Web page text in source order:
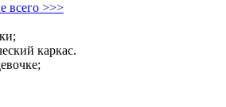
всего >>>
каркас.